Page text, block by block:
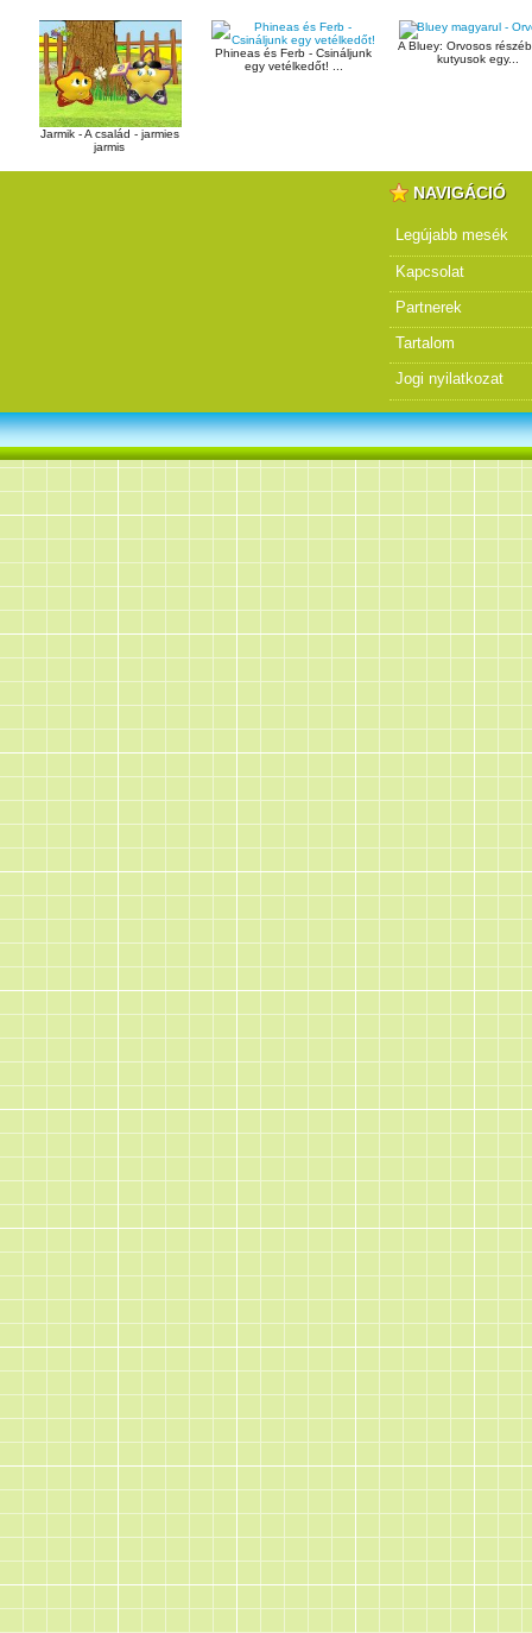
Jarmik - A család - jarmies
jarmis
Phineas és Ferb - Csináljunk
egy vetélkedőt! ...
A Bluey: Orvosos
kutyusok egy...
NAVIGÁCIÓ
Legújabb mesék
Kapcsolat
Partnerek
Tartalom
Jogi nyilatkozat